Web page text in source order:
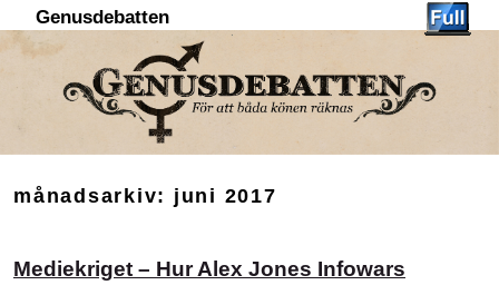
Genusdebatten
månadsarkiv: juni 2017
Mediekriget – Hur Alex Jones Infowars